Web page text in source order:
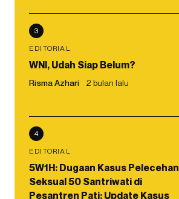
3
EDITORIAL
WNI, Udah Siap Belum?
Risma Azhari 2 bulan lalu
4
EDITORIAL
5W1H: Dugaan Kasus Pelecehan
Seksual 50 Santriwati di
Pesantren Pati: Update Kasus